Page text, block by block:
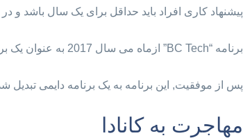
پیشنهاد کاری افراد باید حداقل برای یک سال باشد و در زمان درخواست حداقل
برنامه “BC Tech” ازماه می سال 2017 به عنوان یک برنامه آزمایشی آغاز به فعالیت کرد.
پس از موفقیت, این برنامه به یک برنامه دایمی
مهاجرت به کانادا